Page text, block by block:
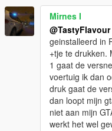
Mirnes I
@TastyFlavour
geinstalleerd in
+tje te drukken.
1 gaat de
voertuig ik dan
druk gaat de
dan loopt mijn
niet aan mijn
werkt het wel